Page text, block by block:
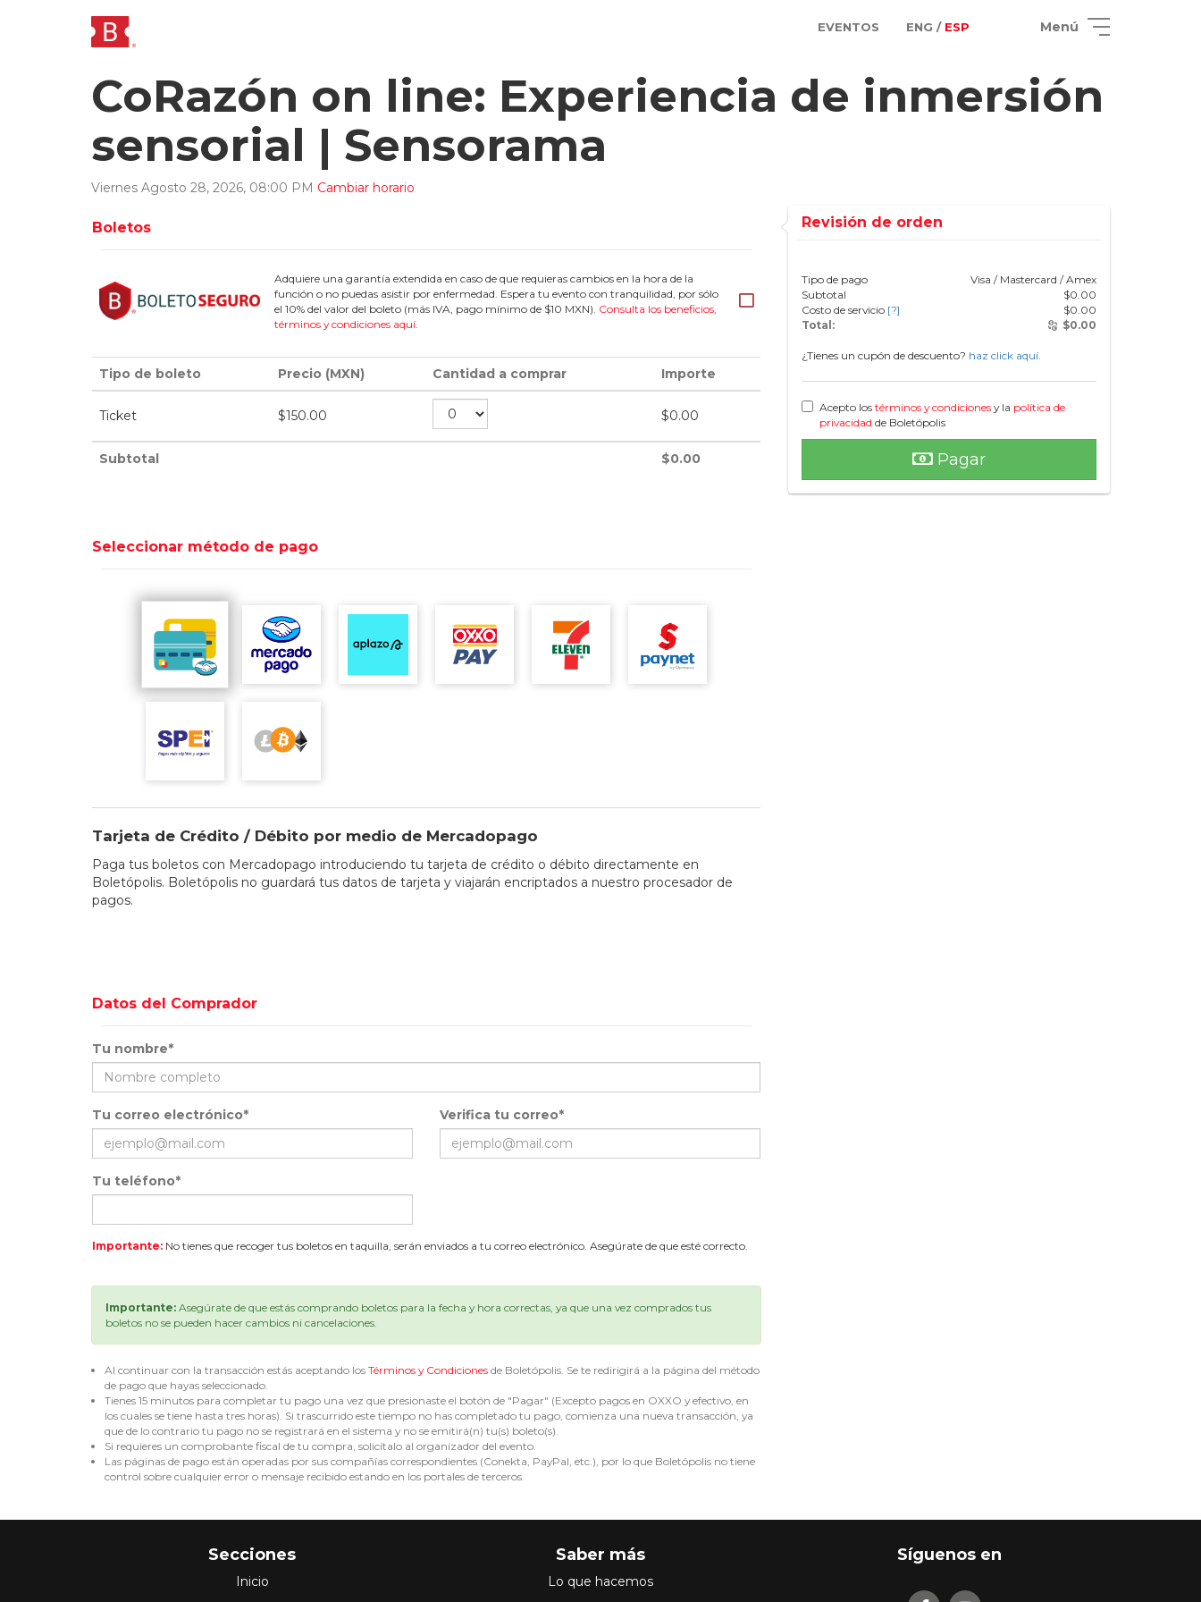
EVENTOS ENG / ESP Menú
CoRazón on line: Experiencia de inmersión
sensorial | Sensorama
Viernes Agosto 28, 2026, 08:00 PM Cambiar horario
Boletos
Adquiere una garantía extendida en caso de que requieras cambios en la hora de la
función o no puedas asistir por enfermedad. Espera tu evento con tranquilidad, por sólo
el 10% del valor del boleto (más IVA, pago mínimo de $10 MXN). Consulta los beneficios,
términos y condiciones aquí.
Tipo de boleto Precio (MXN) Cantidad a comprar Importe
Ticket $150.00 $0.00
Subtotal $0.00
Seleccionar método de pago
Tarjeta de Crédito / Débito por medio de Mercadopago
Paga tus boletos con Mercadopago introduciendo tu tarjeta de crédito o débito directamente en
Boletópolis. Boletópolis no guardará tus datos de tarjeta y viajarán encriptados a nuestro procesador de
pagos.
Datos del Comprador
Tu nombre*
Tu correo electrónico* Verifica tu correo*
Tu teléfono*
Importante: No tienes que recoger tus boletos en taquilla, serán enviados a tu correo electrónico. Asegúrate de que esté correcto.
Importante: Asegúrate de que estás comprando boletos para la fecha y hora correctas, ya que una vez comprados tus
boletos no se pueden hacer cambios ni cancelaciones.
Al continuar con la transacción estás aceptando los Términos y Condiciones de Boletópolis. Se te redirigirá a la página del método
de pago que hayas seleccionado.
Tienes 15 minutos para completar tu pago una vez que presionaste el botón de "Pagar" (Excepto pagos en OXXO y efectivo, en
los cuales se tiene hasta tres horas). Si trascurrido este tiempo no has completado tu pago, comienza una nueva transacción, ya
que de lo contrario tu pago no se registrará en el sistema y no se emitirá(n) tu(s) boleto(s).
Si requieres un comprobante fiscal de tu compra, solicítalo al organizador del evento.
Las páginas de pago están operadas por sus compañías correspondientes (Conekta, PayPal, etc.), por lo que Boletópolis no tiene
control sobre cualquier error o mensaje recibido estando en los portales de terceros.
Revisión de orden
Tipo de pago
Visa / Mastercard / Amex
Subtotal
$0.00
Costo de servicio [?] $0.00
Total:
$0.00
¿Tienes un cupón de descuento? haz click aquí.
Acepto los términos y condiciones y la política de
privacidad de Boletópolis
Pagar
Secciones
Inicio
Saber más
Lo que hacemos
Síguenos en